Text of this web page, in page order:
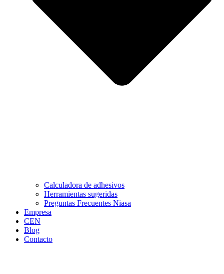
Calculadora de adhesivos
Herramientas sugeridas
Preguntas Frecuentes Niasa
Empresa
CEN
Blog
Contacto